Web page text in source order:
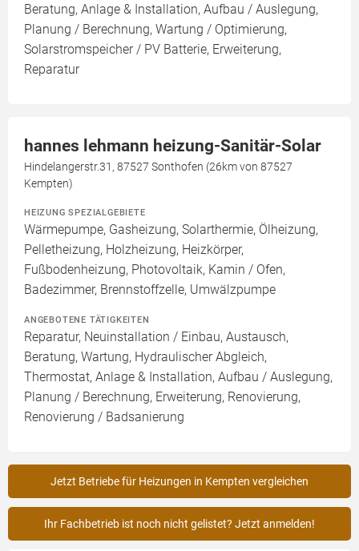
Beratung, Anlage & Installation, Aufbau / Auslegung,
Planung / Berechnung, Wartung / Optimierung,
Solarstromspeicher / PV Batterie, Erweiterung,
Reparatur
hannes lehmann heizung-Sanitär-Solar
Hindelangerstr.31, 87527 Sonthofen (26km von 87527
Kempten)
HEIZUNG SPEZIALGEBIETE
Wärmepumpe, Gasheizung, Solarthermie, Ölheizung,
Pelletheizung, Holzheizung, Heizkörper,
Fußbodenheizung, Photovoltaik, Kamin / Ofen,
Badezimmer, Brennstoffzelle, Umwälzpumpe
ANGEBOTENE TÄTIGKEITEN
Reparatur, Neuinstallation / Einbau, Austausch,
Beratung, Wartung, Hydraulischer Abgleich,
Thermostat, Anlage & Installation, Aufbau / Auslegung,
Planung / Berechnung, Erweiterung, Renovierung,
Renovierung / Badsanierung
Jetzt Betriebe für Heizungen in Kempten vergleichen
Ihr Fachbetrieb ist noch nicht gelistet? Jetzt anmelden!